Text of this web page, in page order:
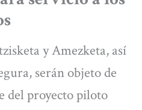
y Amezketa, así
serán objeto de
del proyecto piloto